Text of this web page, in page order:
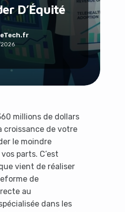
D’Équité
millions de dollars
croissance de votre
le moindre
parts. C’est
vient de réaliser
de
au
dans les
Communauté
Productivité